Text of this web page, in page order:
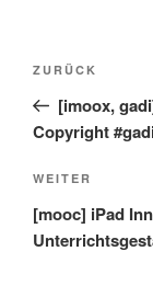
Vorheriger
Beitrag
ZURÜCK
[imoox,
Copyright
Nächster
Beitrag
WEITER
[mooc] iPad